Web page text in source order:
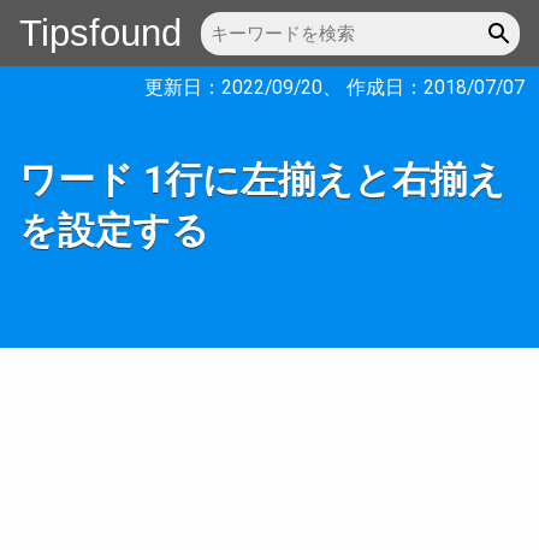
Tipsfound
更新日： 2022/09/20、 作成日： 2018/07/07
ワード 1行に左揃えと右揃え
を設定する